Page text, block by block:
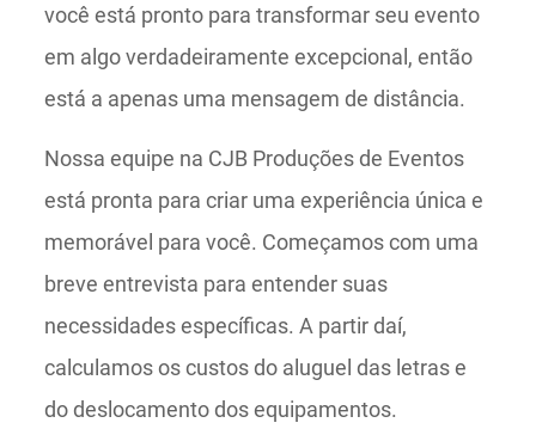
você está pronto para transformar seu evento
em algo verdadeiramente excepcional, então
está a apenas uma mensagem de distância.
Nossa equipe na CJB Produções de Eventos
está pronta para criar uma experiência única e
memorável para você. Começamos com uma
breve entrevista para entender suas
necessidades específicas. A partir daí,
calculamos os custos do aluguel das letras e
do deslocamento dos equipamentos.